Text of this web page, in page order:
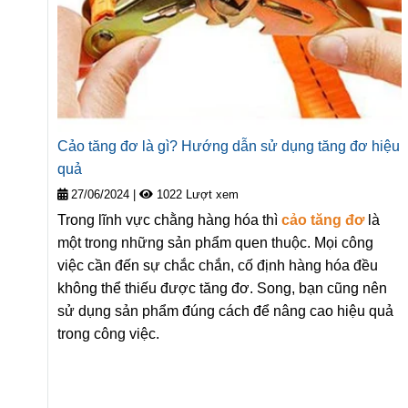
Cảo tăng đơ là gì? Hướng dẫn sử dụng tăng đơ hiệu
quả
27/06/2024 1022 Lượt xem
Trong lĩnh vực chằng hàng hóa thì cảo tăng đơlà
một trong những sản phẩm quen thuộc. Mọi công
việc cần đến sự chắc chắn, cố định hàng hóa đều
không thể thiếu được tăng đơ. Song, bạn cũng nên
sử dụng sản phẩm đúng cách để nâng cao hiệu quả
trong công việc.